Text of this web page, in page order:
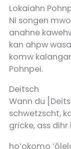
Lokaiahn
Ni songen
anahne
kan ahpw
komw
Pohnpei.
Deitsch
Wann du
schwetzscht,
gricke, ass
hoʻokomo